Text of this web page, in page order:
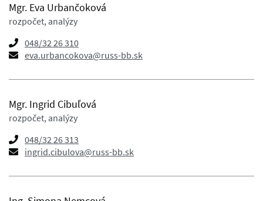
Mgr. Eva Urbančoková
rozpočet, analýzy
048/32 26 310
eva.urbancokova@russ-bb.sk
Mgr. Ingrid Cibuľová
rozpočet, analýzy
048/32 26 313
ingrid.cibulova@russ-bb.sk